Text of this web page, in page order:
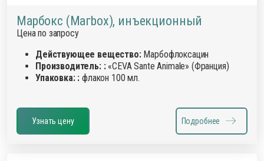
Марбокс (Магbох), инъекционный
Цена по запросу
Действующее вещество:Марбофлоксацин
Производитель: :«CEVA Sante Animale» (Франция)
Упаковка: : флакон 100 мл.
Узнать цену Подробнее